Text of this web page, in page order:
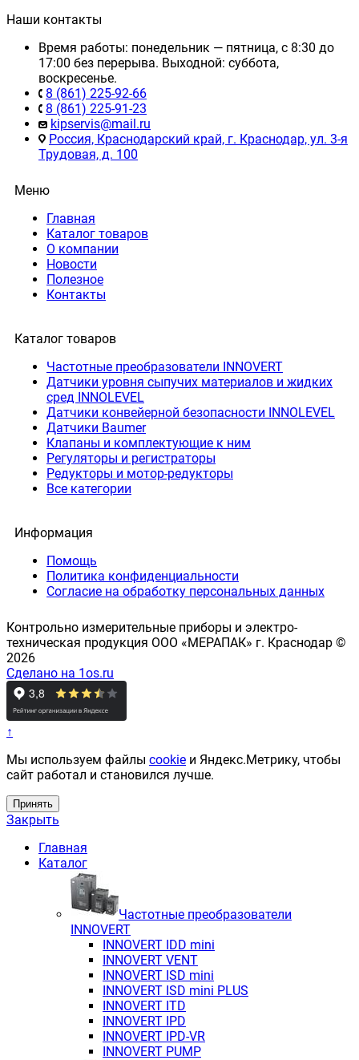
Наши контакты
Время работы: понедельник — пятница, с 8:30 до
17:00 без перерыва. Выходной: суббота,
воскресенье.
8 (861) 225-92-66
8 (861) 225-91-23
kipservis@mail.ru
Россия, Краснодарский край, г. Краснодар, ул. 3-я
Трудовая, д. 100
Меню
Главная
Каталог товаров
О компании
Новости
Полезное
Контакты
Каталог товаров
Частотные преобразователи INNOVERT
Датчики уровня сыпучих материалов и жидких
сред INNOLEVEL
Датчики конвейерной безопасности INNOLEVEL
Датчики Baumer
Клапаны и комплектующие к ним
Регуляторы и регистраторы
Редукторы и мотор-редукторы
Все категории
Информация
Помощь
Политика конфиденциальности
Согласие на обработку персональных данных
Контрольно измерительные приборы и электро-
техническая продукция ООО «МЕРАПАК» г. Краснодар ©
2026
Сделано на 1os.ru
↑
Мы используем файлы cookie и Яндекс.Метрику, чтобы
сайт работал и становился лучше.
Принять
Закрыть
Главная
Каталог
Частотные преобразователи
INNOVERT
INNOVERT IDD mini
INNOVERT VENT
INNOVERT ISD mini
INNOVERT ISD mini PLUS
INNOVERT ITD
INNOVERT IРD
INNOVERT IРD-VR
INNOVERT PUMP